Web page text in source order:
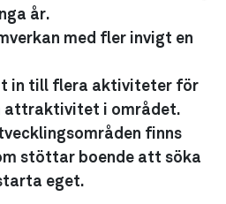
år.
med fler invigt en
in till flera aktiviteter för
attraktivitet i området.
finns
stöttar boende att söka
eget.